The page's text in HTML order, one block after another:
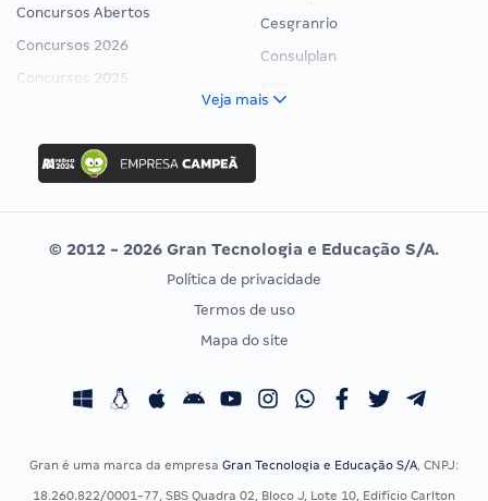
Concursos Abertos
Concursos 2026
Concursos 2025
Concurso Ibama
Concurso MPU
Editais publicados
Cesgranrio
Consulplan
Vunesp
CONCURSOS POR PROFISSÃO
Concursos Fiscais
EXAME DE ORDEM
Calendário OAB
Veja mais
© 2012 - 2026 Gran Tecnologia e Educação S/A.
Política de privacidade
Termos de uso
Mapa do site
Gran é uma marca da empresa Gran Tecnologia e Educação S/A, CNPJ:
18.260.822/0001-77, SBS Quadra 02, Bloco J, Lote 10, Edifício Carlton